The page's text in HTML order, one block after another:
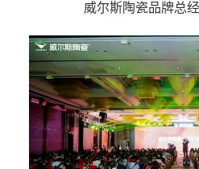
威尔斯陶瓷品牌总